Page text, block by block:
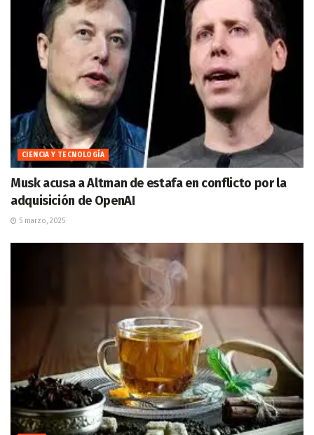
CIENCIA Y TECNOLOGÍA
Musk acusa a Altman de estafa en conflicto por la
adquisición de OpenAI
5 marzo, 2025